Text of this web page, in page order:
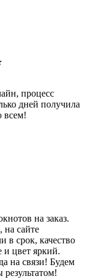
процесс
дней получила
всем!
на заказ.
сайте
в срок, качество
и цвет яркий.
на связи! Будем